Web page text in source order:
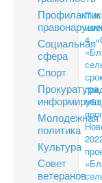
Социальная
сфера
Спорт
Прокуратура
информирует
Молодежная
политика
Культура
Совет
ветеранов
4